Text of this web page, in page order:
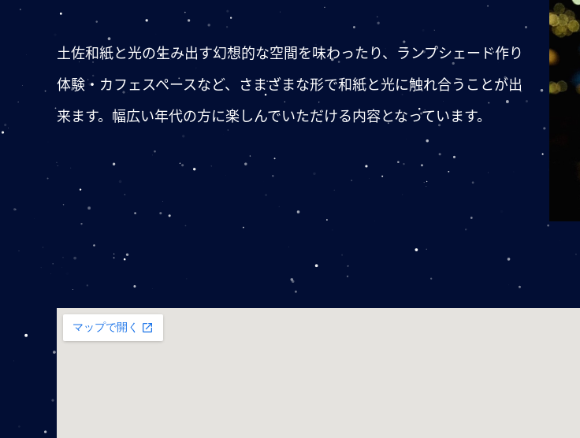
土佐和紙と光の生み出す幻想的な空間を味わったり、ランプシェード作り
体験・カフェスペースなど、さまざまな形で和紙と光に触れ合うことが出
来ます。幅広い年代の方に楽しんでいただける内容となっています。